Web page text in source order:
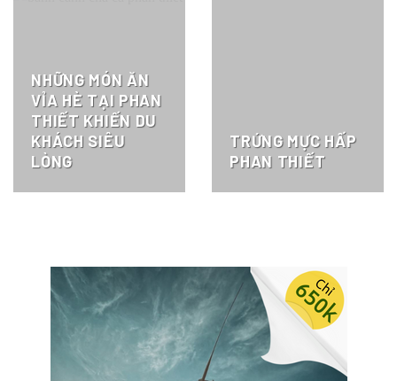
NHỮNG MÓN ĂN
VỈA HÈ TẠI PHAN
THIẾT KHIẾN DU
KHÁCH SIÊU
LÒNG
TRỨNG MỰC HẤP
PHAN THIẾT